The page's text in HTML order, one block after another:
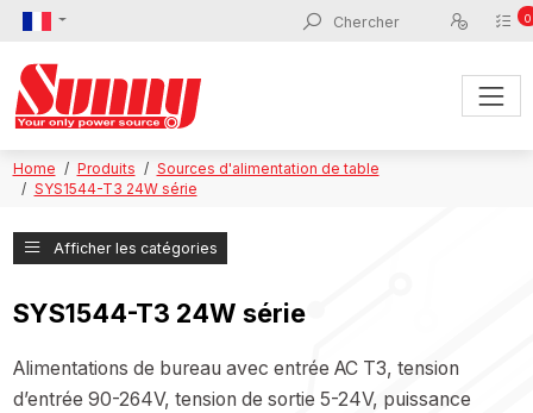
0
Home Produits
Sources d'alimentation de table
SYS1544-T3 24W série
Afficher les catégories
SYS1544-T3 24W série
Alimentations de bureau avec entrée AC T3, tension
d’entrée 90-264V, tension de sortie 5-24V, puissance